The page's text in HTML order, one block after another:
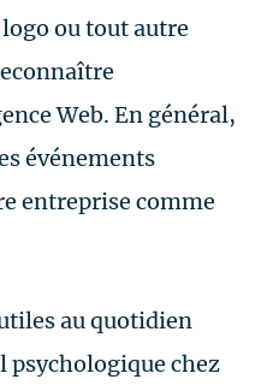
ou tout autre
Web. En général,
événements
entreprise comme
au quotidien
psychologique chez